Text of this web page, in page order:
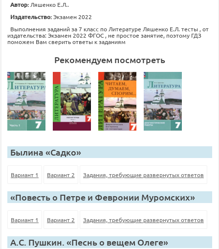
Автор: Ляшенко Е.Л..
Издательство:Экзамен 2022
Выполнения заданий за 7 класс по Литературе Ляшенко Е.Л. тесты , от
издательства: Экзамен 2022 ФГОС , не простое занятие, поэтому ГДЗ
поможем Вам сверить ответы к заданиям
Рекомендуем посмотреть
Былина «Садко»
Вариант 1 Вариант 2 Задания, требующие развернутых ответов
«Повесть о Петре и Февронии Муромских»
Вариант 1 Вариант 2 Задания, требующие развернутых ответов
А.С. Пушкин. «Песнь о вещем Олеге»